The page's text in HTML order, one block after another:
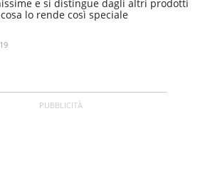
e si distingue dagli altri prodotti
lo rende così speciale